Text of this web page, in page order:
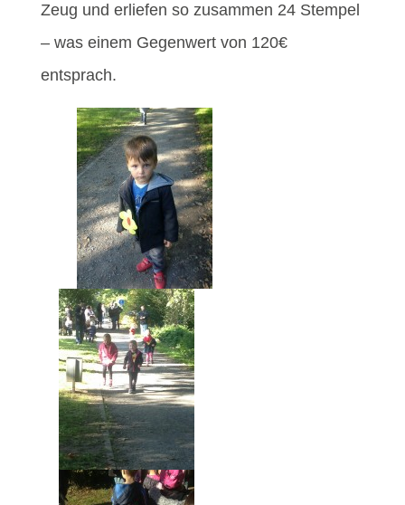
Zeug und erliefen so zusammen 24 Stempel
– was einem Gegenwert von 120€
entsprach.